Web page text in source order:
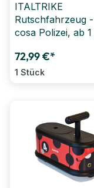
ITALTRIKE
Rutschfahrzeug
cosa Polizei, ab
72,99 €*
1 Stück